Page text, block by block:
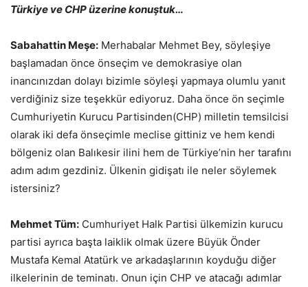
Türkiye ve CHP üzerine konuştuk…
Sabahattin Meşe: Merhabalar Mehmet Bey, söyleşiye
başlamadan önce önseçim ve demokrasiye olan
inancınızdan dolayı bizimle söyleşi yapmaya olumlu yanıt
verdiğiniz size teşekkür ediyoruz. Daha önce ön seçimle
Cumhuriyetin Kurucu Partisinden(CHP) milletin temsilcisi
olarak iki defa önseçimle meclise gittiniz ve hem kendi
bölgeniz olan Balıkesir ilini hem de Türkiye’nin her tarafını
adım adım gezdiniz. Ülkenin gidişatı ile neler söylemek
istersiniz?
Mehmet Tüm: Cumhuriyet Halk Partisi ülkemizin kurucu
partisi ayrıca başta laiklik olmak üzere Büyük Önder
Mustafa Kemal Atatürk ve arkadaşlarının koyduğu diğer
ilkelerinin de teminatı. Onun için CHP ve atacağı adımlar